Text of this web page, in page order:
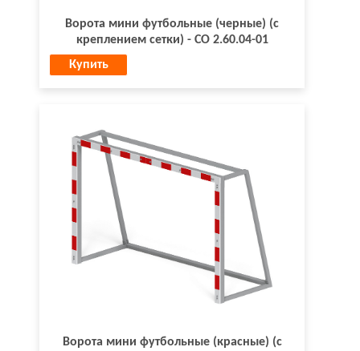
Ворота мини футбольные (черные) (с
креплением сетки) - СО 2.60.04-01
Купить
Ворота мини футбольные (красные) (с